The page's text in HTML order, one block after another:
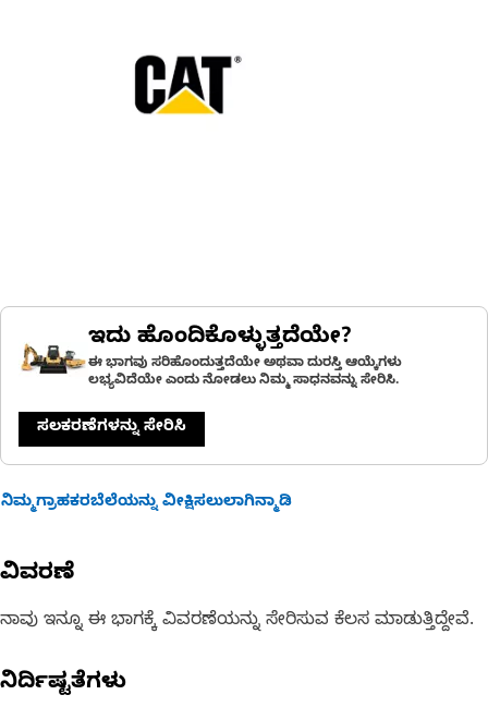
ಇದು ಹೊಂದಿಕೊಳ್ಳುತ್ತದೆಯೇ?
ಈ ಭಾಗವು ಸರಿಹೊಂದುತ್ತದೆಯೇ ಅಥವಾ ದುರಸ್ತಿ ಆಯ್ಕೆಗಳು
ಲಭ್ಯವಿದೆಯೇ ಎಂದು ನೋಡಲು ನಿಮ್ಮ ಸಾಧನವನ್ನು ಸೇರಿಸಿ.
ಸಲಕರಣೆಗಳನ್ನು ಸೇರಿಸಿ
ನಿಮ್ಮಗ್ರಾಹಕರಬೆಲೆಯನ್ನು ವೀಕ್ಷಿಸಲುಲಾಗಿನ್ಮಾಡಿ
ವಿವರಣೆ
ನಾವು ಇನ್ನೂ ಈ ಭಾಗಕ್ಕೆ ವಿವರಣೆಯನ್ನು ಸೇರಿಸುವ ಕೆಲಸ ಮಾಡುತ್ತಿದ್ದೇವೆ.
ನಿರ್ದಿಷ್ಟತೆಗಳು